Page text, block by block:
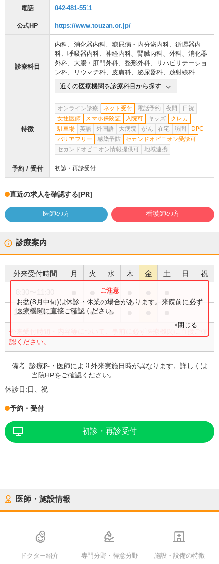
電話 042-481-5511
公式HP https://www.touzan.or.jp/
診療科目
内科、 消化器内科、 糖尿病・内分泌内科、 循環器内
科、 呼吸器内科、 神経内科、 腎臓内科、 外科、 消化器
外科、 大腸・肛門外科、 整形外科、
リハビリテーショ
ン科、 リウマチ科、 皮膚科、 泌尿器科、 放射線科
近くの医療機関を診療科目から探す
特徴
オンライン診療 ネット受付 電話予約 夜間
日祝
女性医師
スマホ保険証 入院可 キッズ
クレカ
駐車場
英語 外国語 大病院 がん 在宅 訪問
DPC
バリアフリー
感染予防
セカンドオピニオン受診可
セカンドオピニオン情報提供可
地域連携
予約 / 受付 初診・再診受付
直近の求人を確認する[PR]
医師の方 看護師の方
診療案内
外来受付時間 月 火 水 木 金 土 日 祝
●
13:30〜16:30 ● ● ●
外来受付時間・内容等について、事前に必ず医療機関に直接ご確
認ください。
お盆(8月中旬)は休診・休業の場合があります。来院前に必ず
医療機関に直接ご確認ください。
×閉じる
備考:診療科・医師により外来実施日時が異なります。詳しくは
当院HPをご確認ください。
休診日:日、祝
予約・受付
初診・再診受付
医師・施設情報
ドクター紹介 専門分野・得意分野 施設・設備の特徴